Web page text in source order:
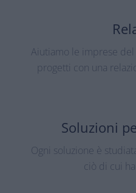
Aiutiamo le imprese
progetti con una
Soluzioni
Ogni soluzione è
ciò di cui